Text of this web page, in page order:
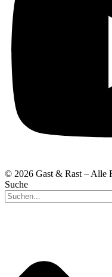
© 2026 Gast & Rast – Alle
Suche